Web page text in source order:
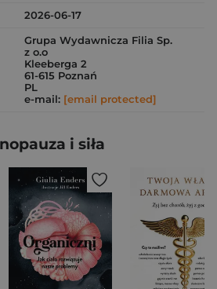
2026-06-17
Grupa Wydawnicza Filia Sp.
z o.o
Kleeberga 2
61-615 Poznań
PL
e-mail: [email protected]
i siła